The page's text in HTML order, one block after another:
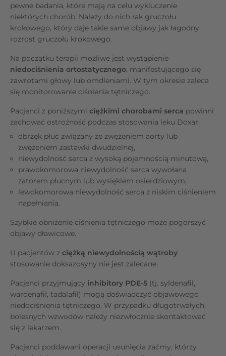
pewne badania, które mają na celu wykluczenie
niektórych chorób. Należy do nich rak gruczołu
krokowego, który daje takie same objawy jak łagodny
rozrost gruczołu krokowego.
Na początku terapii możliwe jest wystąpienie
niedociśnienia ortostatycznego, manifestującego się
zawrotami głowy lub omdleniami. W tym okresie zaleca
się monitorowanie ciśnienia tętniczego.
Pacjenci z poniższymi ciężkimi chorobami serca powinni
zachować ostrożność podczas stosowania leku Doxar:
obrzęk płuc związany ze zwężeniem aorty lub
zwężeniem zastawki dwudzielnej,
niewydolność serca z wysoką pojemnością minutową,
prawokomorowa niewydolność serca wywołana
zatorem płucnym lub wysiękiem osierdziowym,
lewokomorowa niewydolność serca z niskim ciśnieniem
napełniania.
Szybkie obniżenie ciśnienia tętniczego może pogorszyć
objawy dławicowe.
U pacjentów z ciężką niewydolnością wątroby
stosowanie doksazosyny nie jest zalecane.
Pacjenci przyjmujący inhibitory PDE-5 (tj. syldenafil,
wardenafil, tadalafil) mogą doświadczyć objawowego
niedociśnienia tętniczego. W przypadku długotrwałych,
bolesnych wzwodów należy niezwłocznie skontaktować
się z lekarzem.
Pacjenci poddawani operacji usunięcia zaćmy, którzy